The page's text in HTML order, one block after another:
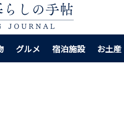
グルメ 宿泊施設 お土産